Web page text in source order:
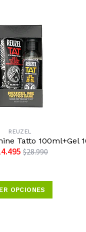
REUZEL
Tatto 100ml+Gel
$28.990
OPCIONES